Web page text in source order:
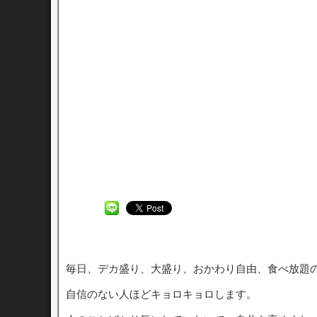
毎日、デカ盛り、大盛り、おかわり自由、食べ放題
自信のない人ほどキョロキョロします。